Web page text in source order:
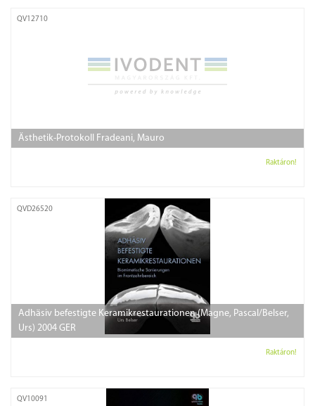
QV12710
Ästhetik-Protokoll Fradeani, Mauro
Raktáron!
QVD26520
Adhäsiv befestigte Keramikrestaurationen (Magne, Pascal/Belser,
Urs) 2004 GER
Raktáron!
QV10091